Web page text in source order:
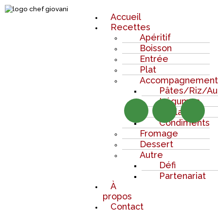
Aller
au
Accueil
Recettes
Apéritif
Boisson
Entrée
Plat
Accompagnement
Pâtes/Riz/
Légumes
Boulange
Condiments
Fromage
Dessert
Autre
Défi
Partenariat
À
propos
Contact
F
a
c
e
b
I
n
s
t
Y
o
u
t
Recette
Quiche